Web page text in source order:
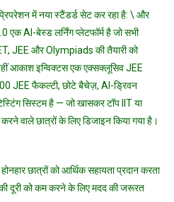
में नया स्टैंडर्ड सेट कर रहा है: \ और
AI-बेस्ड लर्निंग प्लेटफॉर्म है जो सभी
JEE और Olympiads की तैयारी को
आकाश इन्विक्टस एक एक्सक्लूसिव JEE
JEE फैकल्टी, छोटे बैचेज़, AI-ड्रिवन
सिस्टम है — जो खासकर टॉप IIT या
वाले छात्रों के लिए डिजाइन किया गया है।
छात्रों को आर्थिक सहायता प्रदान करता
दूरी को कम करने के लिए मदद की जरूरत